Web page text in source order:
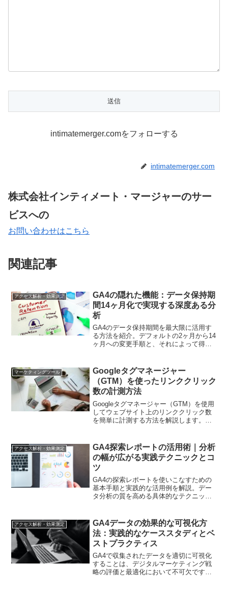
intimatemerger.comをフォローする
intimatemerger.com
株式会社インティメート・マージャーのサー
ビスへの
お問い合わせはこちら
関連記事
アクセス解析・効果測定
GA4の隠れた機能：データ保持期
間14ヶ月化で実現する深度ある分
析
GA4のデータ保持期間を最大限に活用す
る方法を紹介。デフォルトの2ヶ月から14
ヶ月への変更手順と、それによって得ら
マーケティングツール
Googleタグマネージャー
（GTM）を使ったリンククリック
数の計測方法
Googleタグマネージャー（GTM）を使用
してウェブサイト上のリンククリック数
を簡単に計測する方法を解説します。こ
Googleアナリティクスなどで分析できま
す。
アクセス解析・効果測定
GA4探索レポートの活用術｜分析
の幅が広がる実践テクニックとコ
ツ
GA4の探索レポートを使いこなすための
基本手順と実践的な活用例を解説。デー
タ分析の質を高める具体的なテクニック
アクセス解析・効果測定
GA4データの効果的な可視化方
法：実践的なケーススタディとベ
ストプラクティス
GA4で収集されたデータを適切に可視化
することは、デジタルマーケティング戦
略の評価と最適化において不可欠です。